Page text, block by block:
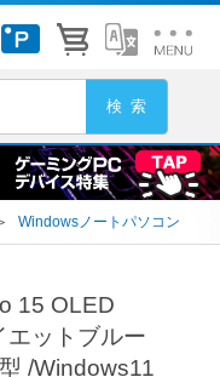
Windowsノートパソコン
15 OLED
ットブルー
/Windows11